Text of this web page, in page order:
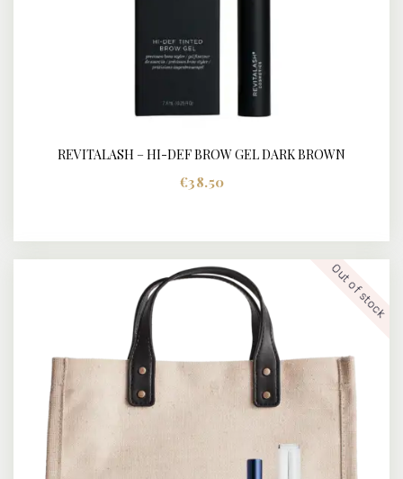
BUY NOW DETAILS
REVITALASH – HI-DEF BROW GEL DARK BROWN
€38.50
Out of stock